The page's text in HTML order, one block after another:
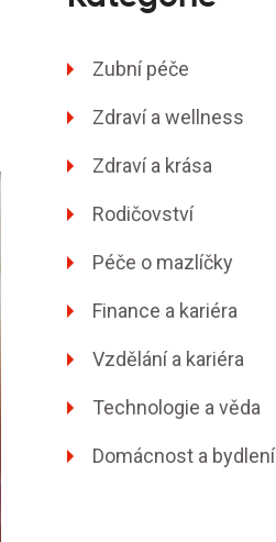
Zubní péče
Zdraví a wellness
Zdraví a krása
Rodičovství
Péče o mazlíčky
Finance a kariéra
Vzdělání a kariéra
Technologie a věda
Domácnost a bydlení